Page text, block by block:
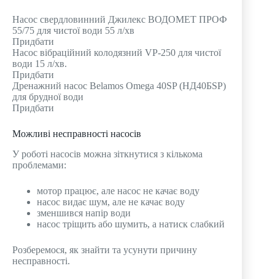
Насос свердловинний Джилекс ВОДОМЕТ ПРОФ
55/75 для чистої води 55 л/хв
Придбати
Насос вібраційний колодязний VP-250 для чистої
води 15 л/хв.
Придбати
Дренажний насос Belamos Omega 40SP (НД40БSP)
для брудної води
Придбати
Можливі несправності насосів
У роботі насосів можна зіткнутися з кількома
проблемами:
мотор працює, але насос не качає воду
насос видає шум, але не качає воду
зменшився напір води
насос тріщить або шумить, а натиск слабкий
Розберемося, як знайти та усунути причину
несправності.